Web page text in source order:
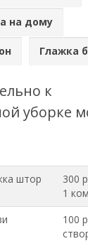
на дому
Глажка
к
уборке
штор
300
1
100